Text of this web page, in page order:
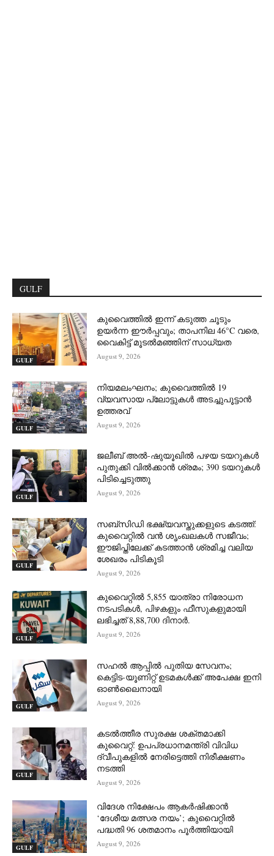
GULF
GULF
കുവൈത്തിൽ ഇന്ന് കടുത്ത ചൂടും
ഉയർന്ന ഈർപ്പവും; താപനില 46°C വരെ,
വൈകിട്ട് മൂടൽമഞ്ഞിന് സാധ്യത
August 9, 2026
GULF
നിയമലംഘനം; കുവൈത്തിൽ 19
വ്യവസായ പ്ലോട്ടുകൾ അടച്ചുപൂട്ടാൻ
ഉത്തരവ്
August 9, 2026
GULF
ജലീബ് അൽ-ഷുയൂഖിൽ പഴയ ടയറുകൾ
പുതുക്കി വിൽക്കാൻ ശ്രമം; 390 ടയറുകൾ
പിടിച്ചെടുത്തു
August 9, 2026
GULF
സബ്‌സിഡി ഭക്ഷ്യവസ്തുക്കളുടെ കടത്ത്:
കുവൈറ്റിൽ വൻ ശൃംഖലകൾ സജീവം;
ഈജിപ്തിലേക്ക് കടത്താൻ ശ്രമിച്ച വലിയ
ശേഖരം പിടികൂടി
August 9, 2026
GULF
കുവൈറ്റിൽ 5,855 യാത്രാ നിരോധന
നടപടികൾ, പിഴകളും ഫീസുകളുമായി
ലഭിച്ചത് 8,88,700 ദിനാർ.
August 9, 2026
GULF
സഹൽ ആപ്പിൽ പുതിയ സേവനം;
കെട്ടിട-യൂണിറ്റ് ഉടമകൾക്ക് അപേക്ഷ ഇനി
ഓൺലൈനായി
August 9, 2026
GULF
കടൽത്തീര സുരക്ഷ ശക്തമാക്കി
കുവൈറ്റ്: ഉപപ്രധാനമന്ത്രി വിവിധ
ദ്വീപുകളിൽ നേരിട്ടെത്തി നിരീക്ഷണം
നടത്തി
August 9, 2026
GULF
വിദേശ നിക്ഷേപം ആകർഷിക്കാൻ
‘ദേശീയ മത്സര നയം’; കുവൈറ്റിൽ
പദ്ധതി 96 ശതമാനം പൂർത്തിയായി
August 9, 2026